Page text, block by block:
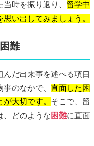
時を振り返り、 留学中
い出してみましょう。
難
だ出来事を述べる項目
のなかで、 直面した困
大切です。 そこで、留
、どのような 困難に直面